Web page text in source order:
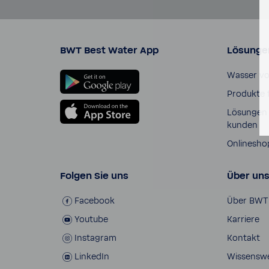
BWT Best Water App
Folgen Sie uns
Face­book
Youtube
Insta­gram
LinkedIn
Lösungen
Wasser
Produkte
kunden
Über uns
Über BWT
Karriere
Kontakt